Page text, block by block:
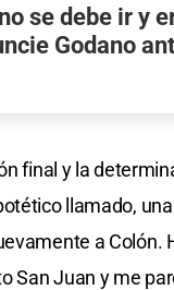
se debe ir y
Godano
final y la
llamado,
a
San Juan y me